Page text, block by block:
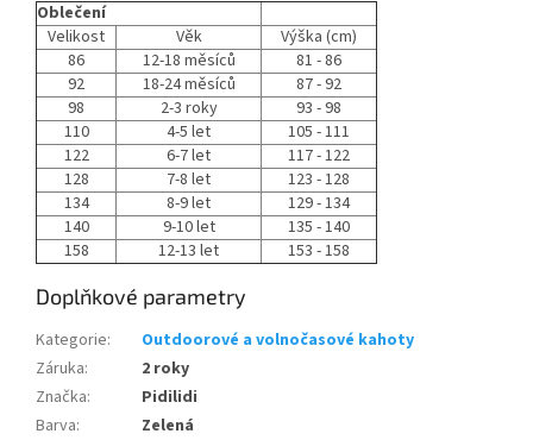
Oblečení
Velikost
Věk
Výška (cm)
86
12-18 měsíců
81 - 86
92
18-24 měsíců
87 - 92
98
2-3 roky
93 - 98
110
4-5 let
105 - 111
122
6-7 let
117 - 122
128
7-8 let
123 - 128
134
8-9 let
129 - 134
140
9-10 let
135 - 140
158
12-13 let 153 - 158
Doplňkové parametry
Kategorie:
Outdoorové a volnočasové kahoty
Záruka:
2 roky
Značka:
Pidilidi
Barva:
Zelená